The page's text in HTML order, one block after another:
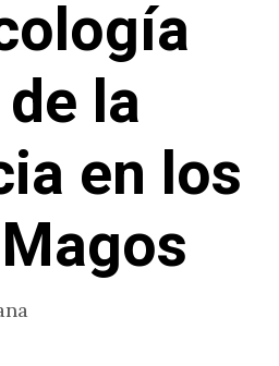
la
en los